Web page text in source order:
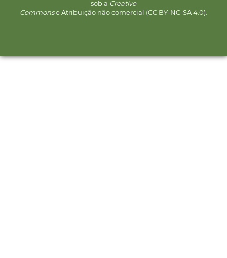
sob a Creative
Commonse Atribuição não comercial (CC BY-NC-SA 4.0).